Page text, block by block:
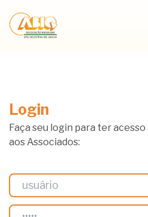
Login
Faça seu login para ter
aos Associados: